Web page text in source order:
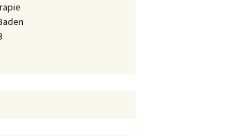
für
ADHS